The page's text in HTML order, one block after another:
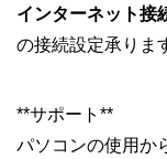
インターネット接
の接続設定承りま
**サポート**
パソコンの使用か